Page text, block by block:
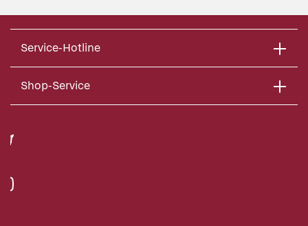
Service-Hotline
Shop-Service